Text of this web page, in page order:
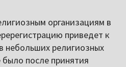
организациям в
приведет к
небольших религиозных
после принятия